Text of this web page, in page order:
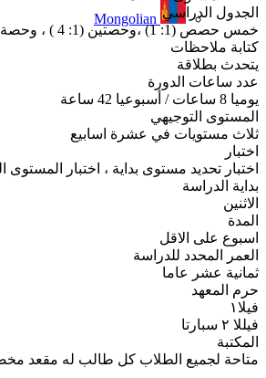
Mongolian الجدول الدراسي
خمس حصص (1: 1) ،وحصتين (1: 4 ) ، وحصة (1: 4) و حصة خاصة
كتابة ملاحظات
يتحدث بطلاقة
عدد ساعات الدورة
يوميا 8 ساعات / أسبوعيا 42 ساعة
المستوى التوجيهي
ثلاث مستويات في عشرة اسابيع
اختبار
اختبار تحديد مستوى بداية ، اختبار المستوى
بداية الدراسة
الاثنين
المدة
اسبوع على الاقل
العمر المحدد للدراسة
ثمانية عشر عاما
حرم المعهد
فيلا١
فيللا ٢ سبارتا
المكتبة
متاحة لجميع الطلاب كل طالب له مقعد